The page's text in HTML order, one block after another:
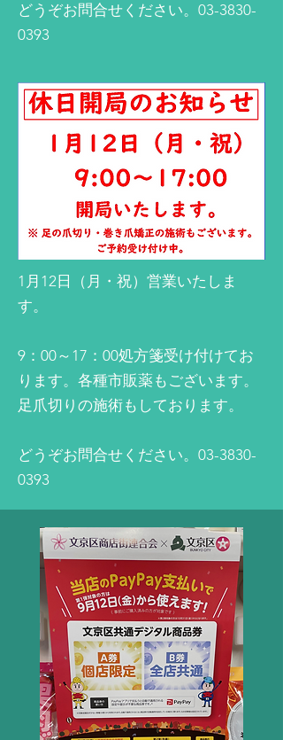
​どうぞお問合せください。03-3830-
0393
1月12日（月・祝）営業いたしま
す。
9：00～17：00処方箋受け付けてお
ります。各種市販薬もございます。
足爪切りの施術もしております。
​どうぞお問合せください。03-3830-
0393